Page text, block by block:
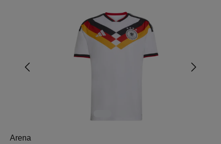
Bildergalerie überspringen
Arena